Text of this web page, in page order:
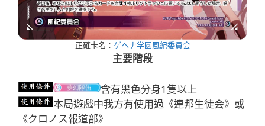
正確卡名： ゲヘナ学園風紀委員会
主要階段
含有黑色分身1隻以上
本局遊戲中我方有使用過《連邦生徒会》或
《クロノス報道部》